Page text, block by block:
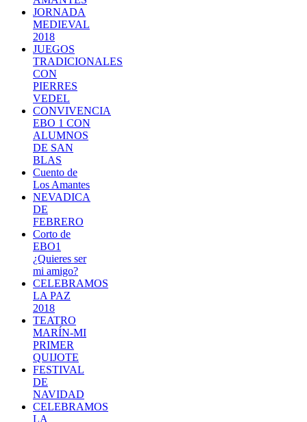
JORNADA
MEDIEVAL
2018
JUEGOS
TRADICIONALES
CON
PIERRES
VEDEL
CONVIVENCIA
EBO 1 CON
ALUMNOS
DE SAN
BLAS
Cuento de
Los Amantes
NEVADICA
DE
FEBRERO
Corto de
EBO1
¿Quieres ser
mi amigo?
CELEBRAMOS
LA PAZ
2018
TEATRO
MARÍN-MI
PRIMER
QUIJOTE
FESTIVAL
DE
NAVIDAD
CELEBRAMOS
LA